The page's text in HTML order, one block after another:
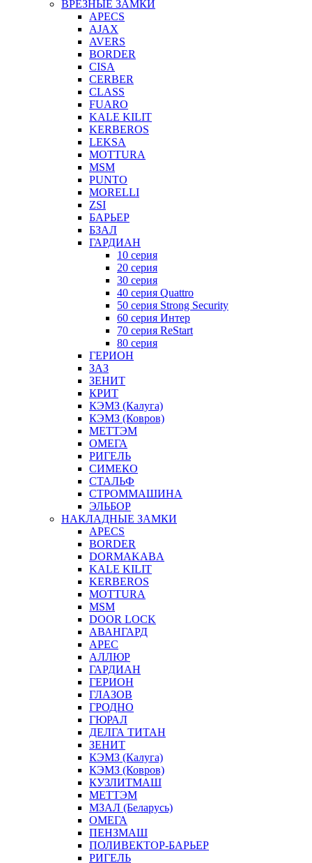
ВРЕЗНЫЕ ЗАМКИ
APECS
AJAX
AVERS
BORDER
CISA
CERBER
CLASS
FUARO
KALE KILIT
KERBEROS
LEKSA
MOTTURA
MSM
PUNTO
MORELLI
ZSI
БАРЬЕР
БЗАЛ
ГАРДИАН
10 серия
20 серия
30 серия
40 серия Quattro
50 серия Strong Security
60 серия Интер
70 серия ReStart
80 серия
ГЕРИОН
ЗАЗ
ЗЕНИТ
КРИТ
КЭМЗ (Калуга)
КЭМЗ (Ковров)
МЕТТЭМ
ОМЕГА
РИГЕЛЬ
СИМЕКО
СТАЛЬФ
СТРОММАШИНА
ЭЛЬБОР
НАКЛАДНЫЕ ЗАМКИ
APECS
BORDER
DORMAKABA
KALE KILIT
KERBEROS
MOTTURA
MSM
DOOR LOCK
АВАНГАРД
АРЕС
АЛЛЮР
ГАРДИАН
ГЕРИОН
ГЛАЗОВ
ГРОДНО
ГЮРАЛ
ДЕЛГА ТИТАН
ЗЕНИТ
КЭМЗ (Калуга)
КЭМЗ (Ковров)
КУЗЛИТМАШ
МЕТТЭМ
МЗАЛ (Беларусь)
ОМЕГА
ПЕНЗМАШ
ПОЛИВЕКТОР-БАРЬЕР
РИГЕЛЬ